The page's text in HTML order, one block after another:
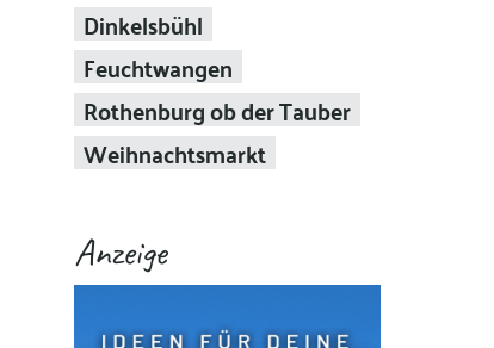
Dinkelsbühl
Feuchtwangen
Rothenburg ob der Tauber
Weihnachtsmarkt
Anzeige